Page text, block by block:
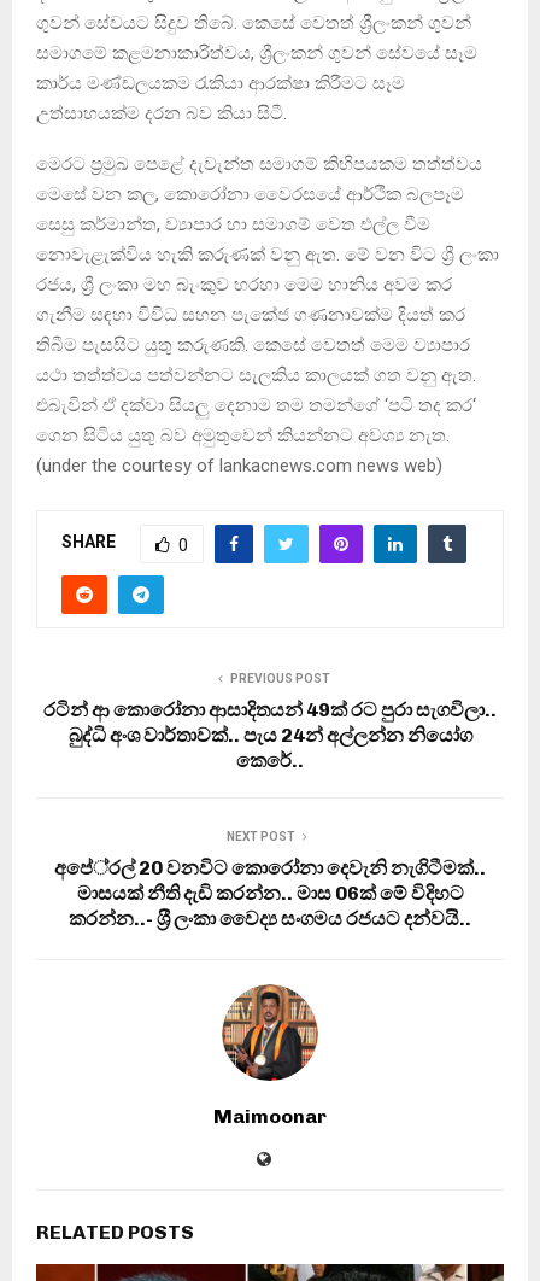
ගුවන් සේවයට සිදුව තිබේ. කෙසේ වෙතත් ශ්‍රීලංකන් ගුවන්
සමාගමේ කළමනාකාරිත්වය, ශ්‍රීලංකන් ගුවන් සේවයේ සෑම
කාර්ය මණ්ඩලයකම රැකියා ආරක්ෂා කිරීමට සෑම
උත්සාහයක්ම දරන බව කියා සිටී.
මෙරට ප්‍රමුඛ පෙළේ දැවැන්ත සමාගම් කිහිපයකම තත්ත්වය
මෙසේ වන කල, කොරෝනා වෛරසයේ ආර්ථික බලපෑම
සෙසු කර්මාන්ත, ව්‍යාපාර හා සමාගම් වෙත එල්ල වීම
නොවැළැක්විය හැකි කරුණක් වනු ඇත. මේ වන විට ශ්‍රී ලංකා
රජය, ශ්‍රී ලංකා මහ බැංකුව හරහා මෙම හානිය අවම කර
ගැනීම සඳහා විවිධ සහන පැකේජ ගණනාවක්ම දියත් කර
තිබීම පැසසිට යුතු කරුණකි. කෙසේ වෙතත් මෙම ව්‍යාපාර
යථා තත්ත්වය පත්වන්නට සැලකිය කාලයක් ගත වනු ඇත.
එබැවින් ඒ දක්වා සියලු දෙනාම තම තමන්ගේ ‘පටි තද කර‘
ගෙන සිටිය යුතු බව අමුතුවෙන් කියන්නට අවශ්‍ය නැත.
(under the courtesy of lankacnews.com news web)
SHARE 0
PREVIOUS POST
රටින් ආ කොරෝනා ආසාදිතයන් 49ක් රට පුරා සැගවිලා..
බුද්ධි අංශ වාර්තාවක්.. පැය 24න් අල්ලන්න නියෝග
කෙරේ..
NEXT POST
අපේ‍්‍රල් 20 වනවිට කොරෝනා දෙවැනි නැගිටීමක්..
මාසයක් නීති දැඩි කරන්න.. මාස 06ක් මේ විදිහට
කරන්න..- ශ‍්‍රී ලංකා වෛද්‍ය සංගමය රජයට දන්වයි..
Maimoonar
RELATED POSTS